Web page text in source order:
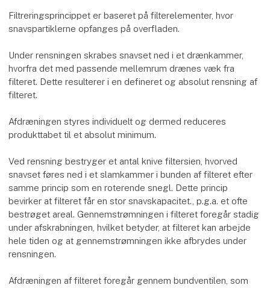
Filtreringsprincippet er baseret på filterelementer, hvor
snavspartiklerne opfanges på overfladen.
Under rensningen skrabes snavset ned i et drænkammer,
hvorfra det med passende mellemrum drænes væk fra
filteret. Dette resulterer i en defineret og absolut rensning af
filteret.
Afdræningen styres individuelt og dermed reduceres
produkttabet til et absolut minimum.
Ved rensning bestryger et antal knive filtersien, hvorved
snavset føres ned i et slamkammer i bunden af filteret efter
samme princip som en roterende snegl. Dette princip
bevirker at filteret får en stor snavskapacitet., p.g.a. et ofte
bestrøget areal. Gennemstrømningen i filteret foregår stadig
under afskrabningen, hvilket betyder, at filteret kan arbejde
hele tiden og at gennemstrømningen ikke afbrydes under
rensningen.
Afdræningen af filteret foregår gennem bundventilen, som